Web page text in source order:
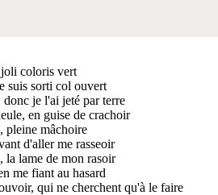
coloris vert
suis sorti col ouvert
donc je l'ai jeté par terre
en guise de crachoir
pleine mâchoire
d'aller me rasseoir
la lame de mon rasoir
me fiant au hasard
qui ne cherchent qu'à le faire